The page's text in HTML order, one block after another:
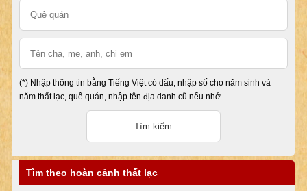
(*) Nhập thông tin bằng Tiếng Việt có dấu, nhập số cho năm sinh và
năm thất lạc, quê quán, nhập tên địa danh cũ nếu nhớ
Tìm theo hoàn cảnh thất lạc